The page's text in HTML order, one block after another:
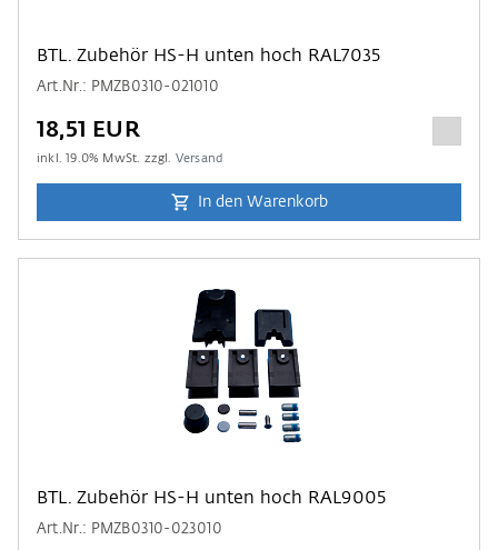
BTL. Zubehör HS-H unten hoch RAL7035
Art.Nr.: PMZB0310-021010
18,51 EUR
inkl.19.0% MwSt. zzgl. Versand
In den Warenkorb
BTL. Zubehör HS-H unten hoch RAL9005
Art.Nr.: PMZB0310-023010